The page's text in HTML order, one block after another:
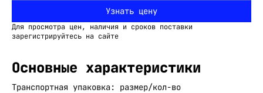
Узнать цену
Для просмотра цен, наличия и сроков поставки
зарегистрируйтесь на сайте
Основные характеристики
Транспортная упаковка: размер/кол-во